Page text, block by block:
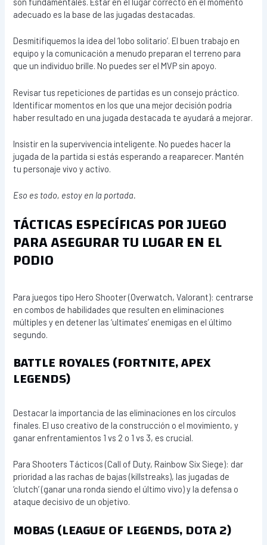
adecuado es la base de las jugadas destacadas.
Desmitifiquemos la idea del ‘lobo solitario’. El buen trabajo en
equipo y la comunicación a menudo preparan el terreno para
que un individuo brille. No puedes ser el MVP sin apoyo.
Revisar tus repeticiones de partidas es un consejo práctico.
Identificar momentos en los que una mejor decisión podría
haber resultado en una jugada destacada te ayudará a mejorar.
Insistir en la supervivencia inteligente. No puedes hacer la
jugada de la partida si estás esperando a reaparecer. Mantén
tu personaje vivo y activo.
Eso es todo, estoy en la portada.
TÁCTICAS ESPECÍFICAS POR JUEGO
PARA ASEGURAR TU LUGAR EN EL
PODIO
Para juegos tipo Hero Shooter (Overwatch, Valorant): centrarse
en combos de habilidades que resulten en eliminaciones
múltiples y en detener las ‘ultimates’ enemigas en el último
segundo.
BATTLE ROYALES (FORTNITE, APEX
LEGENDS)
Destacar la importancia de las eliminaciones en los círculos
finales. El uso creativo de la construcción o el movimiento, y
ganar enfrentamientos 1 vs 2 o 1 vs 3, es crucial.
Para Shooters Tácticos (Call of Duty, Rainbow Six Siege): dar
prioridad a las rachas de bajas (killstreaks), las jugadas de
‘clutch’ (ganar una ronda siendo el último vivo) y la defensa o
ataque decisivo de un objetivo.
MOBAS (LEAGUE OF LEGENDS, DOTA 2)